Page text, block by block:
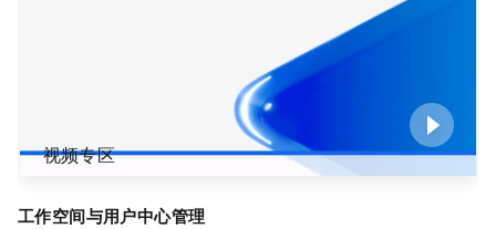
视频专区
工作空间与用户中心管理